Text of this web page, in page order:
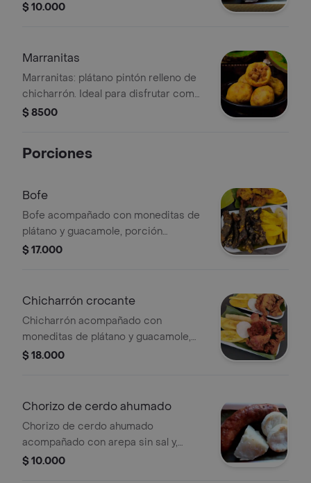
$ 10.000
Marranitas
Marranitas: plátano pintón relleno de
chicharrón. Ideal para disfrutar como
plato principal.
$ 8500
Porciones
Bofe
Bofe acompañado con moneditas de
plátano y guacamole, porción
personal.
$ 17.000
Chicharrón crocante
Chicharrón acompañado con
moneditas de plátano y guacamole,
porción personal.
$ 18.000
Chorizo de cerdo ahumado
Chorizo de cerdo ahumado
acompañado con arepa sin sal y,
porción personal.
$ 10.000